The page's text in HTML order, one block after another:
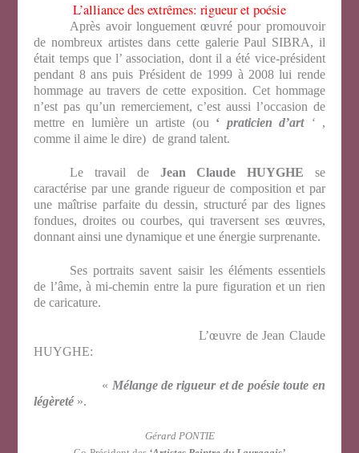
L’alliance des extrêmes: rigueur et poésie
Après avoir longuement œuvré pour promouvoir
de nombreux artistes dans cette galerie Paul SIBRA, il
était temps que l’ association, dont il a été vice-président
pendant 8 ans puis Président de 1999 à 2008 lui rende
hommage au travers de cette exposition. Cet hommage
n’est pas qu’un remerciement, c’est aussi l’occasion de
mettre en lumière un artiste (ou ‘ praticien d’art‘ ,
comme il aime le dire) de grand talent.
Le travail de Jean Claude HUYGHE se
caractérise par une grande rigueur de composition et par
une maîtrise parfaite du dessin, structuré par des lignes
fondues, droites ou courbes, qui traversent ses œuvres,
donnant ainsi une dynamique et une énergie surprenante.
Ses portraits savent saisir les éléments essentiels
de l’âme, à mi-chemin entre la pure figuration et un rien
de caricature.
L’œuvre de Jean Claude
HUYGHE:
« Mélange de rigueur et de poésie toute en
légèreté».
Gérard PONTIE